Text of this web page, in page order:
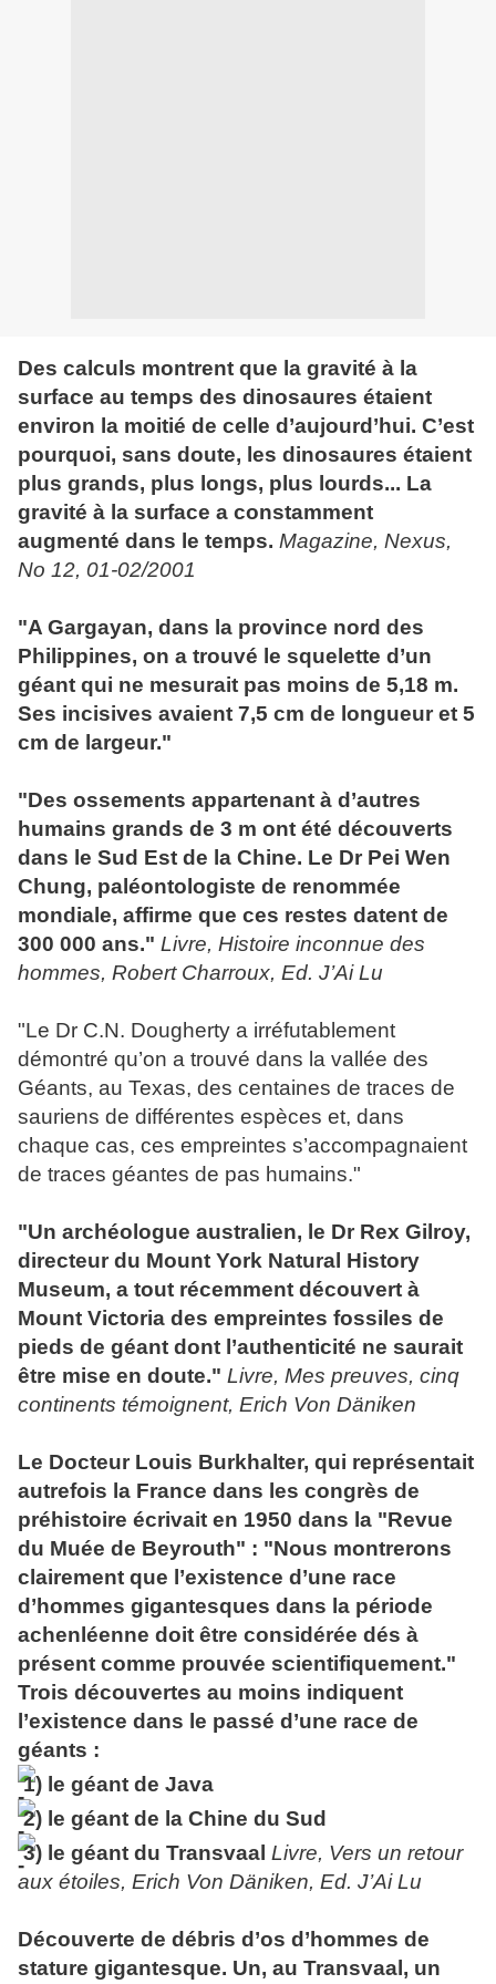
Des calculs montrent que la gravité à la
surface au temps des dinosaures étaient
environ la moitié de celle d’aujourd’hui. C’est
pourquoi, sans doute, les dinosaures étaient
plus grands, plus longs, plus lourds... La
gravité à la surface a constamment
augmenté dans le temps. Magazine, Nexus,
No 12, 01-02/2001
"A Gargayan, dans la province nord des
Philippines, on a trouvé le squelette d’un
géant qui ne mesurait pas moins de 5,18 m.
Ses incisives avaient 7,5 cm de longueur et 5
cm de largeur."
"Des ossements appartenant à d’autres
humains grands de 3 m ont été découverts
dans le Sud Est de la Chine. Le Dr Pei Wen
Chung, paléontologiste de renommée
mondiale, affirme que ces restes datent de
300 000 ans." Livre, Histoire inconnue des
hommes, Robert Charroux, Ed. J’Ai Lu
"Le Dr C.N. Dougherty a irréfutablement
démontré qu’on a trouvé dans la vallée des
Géants, au Texas, des centaines de traces de
sauriens de différentes espèces et, dans
chaque cas, ces empreintes s’accompagnaient
de traces géantes de pas humains."
"Un archéologue australien, le Dr Rex Gilroy,
directeur du Mount York Natural History
Museum, a tout récemment découvert à
Mount Victoria des empreintes fossiles de
pieds de géant dont l’authenticité ne saurait
être mise en doute." Livre, Mes preuves, cinq
continents témoignent, Erich Von Däniken
Le Docteur Louis Burkhalter, qui représentait
autrefois la France dans les congrès de
préhistoire écrivait en 1950 dans la "Revue
du Muée de Beyrouth" : "Nous montrerons
clairement que l’existence d’une race
d’hommes gigantesques dans la période
achenléenne doit être considérée dés à
présent comme prouvée scientifiquement."
Trois découvertes au moins indiquent
l’existence dans le passé d’une race de
géants :
1) le géant de Java
2) le géant de la Chine du Sud
3) le géant du Transvaal Livre, Vers un retour
aux étoiles, Erich Von Däniken, Ed. J’Ai Lu
Découverte de débris d’os d’hommes de
stature gigantesque. Un, au Transvaal, un